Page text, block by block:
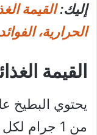
إليك: القيمة
الحرارية،
القيمة
يحتوي البطيخ
من 1 جرام